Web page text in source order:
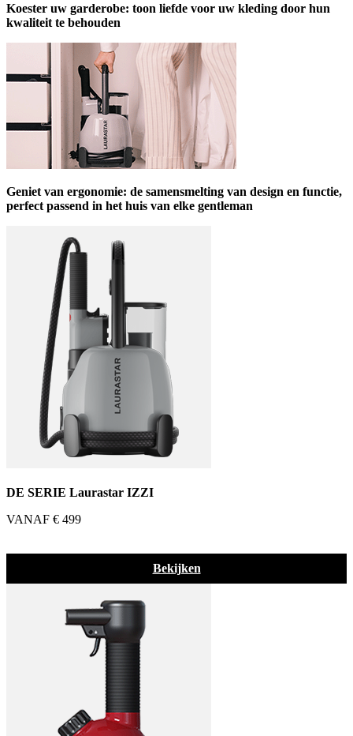
Koester uw garderobe: toon liefde voor uw kleding door hun
kwaliteit te behouden
Geniet van ergonomie: de samensmelting van design en functie,
perfect passend in het huis van elke gentleman
DE SERIE Laurastar IZZI
VANAF € 499
Bekijken